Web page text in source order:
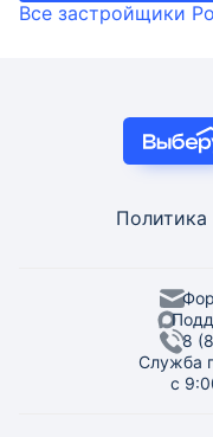
Все застройщики
Политика
8
Служба
с